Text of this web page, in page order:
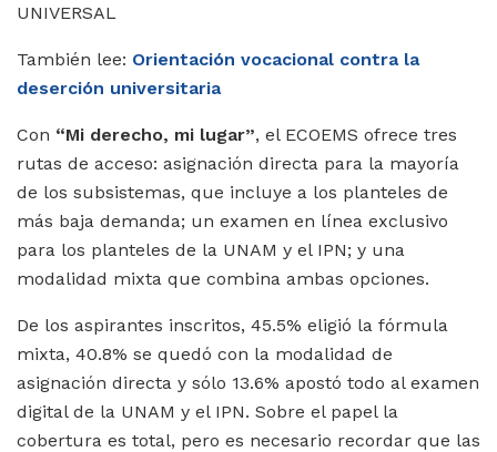
UNIVERSAL
También lee: Orientación vocacional contra la
deserción universitaria
Con “Mi derecho, mi lugar”, el ECOEMS ofrece tres
rutas de acceso: asignación directa para la mayoría
de los subsistemas, que incluye a los planteles de
más baja demanda; un examen en línea exclusivo
para los planteles de la UNAM y el IPN; y una
modalidad mixta que combina ambas opciones.
De los aspirantes inscritos, 45.5% eligió la fórmula
mixta, 40.8% se quedó con la modalidad de
asignación directa y sólo 13.6% apostó todo al examen
digital de la UNAM y el IPN. Sobre el papel la
cobertura es total, pero es necesario recordar que las